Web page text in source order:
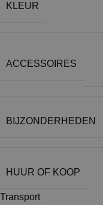
KLEUR
ACCESSOIRES
BIJZONDERHEDEN
HUUR OF KOOP
Transport